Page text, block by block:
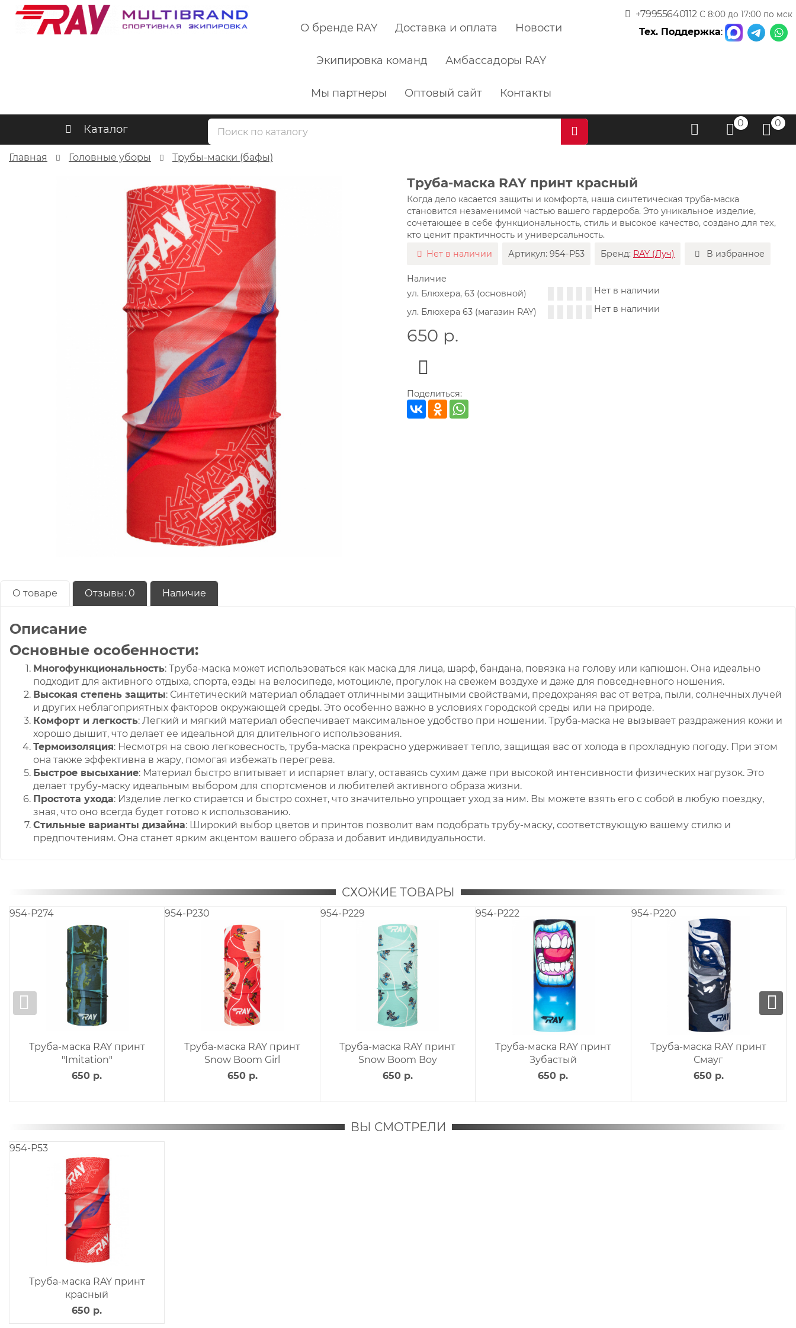
О бренде RAY Доставка и оплата Новости
Экипировка команд Амбассадоры RAY
Мы партнеры Оптовый сайт Контакты
+79955640112 С 8:00 до 17:00 по мск
Тех. Поддержка:
Каталог 0 0
Главная Головные уборы Трубы-маски (бафы)
Труба-маска RAY принт красный
Когда дело касается защиты и комфорта, наша синтетическая труба-маска
становится незаменимой частью вашего гардероба. Это уникальное изделие,
сочетающее в себе функциональность, стиль и высокое качество, создано для тех,
кто ценит практичность и универсальность.
Нет в наличии
Артикул:954-P53 Бренд: RAY (Луч) В избранное
Наличие
ул. Блюхера, 63 (основной)
Нет в наличии
ул. Блюхера 63 (магазин RAY)
Нет в наличии
650 р.
Поделиться:
О товаре Отзывы: 0 Наличие
Описание
Основные особенности:
Многофункциональность: Труба-маска может использоваться как маска для лица, шарф, бандана, повязка на голову или капюшон. Она идеально
подходит для активного отдыха, спорта, езды на велосипеде, мотоцикле, прогулок на свежем воздухе и даже для повседневного ношения.
Высокая степень защиты: Синтетический материал обладает отличными защитными свойствами, предохраняя вас от ветра, пыли, солнечных лучей
и других неблагоприятных факторов окружающей среды. Это особенно важно в условиях городской среды или на природе.
Комфорт и легкость: Легкий и мягкий материал обеспечивает максимальное удобство при ношении. Труба-маска не вызывает раздражения кожи и
хорошо дышит, что делает ее идеальной для длительного использования.
Термоизоляция: Несмотря на свою легковесность, труба-маска прекрасно удерживает тепло, защищая вас от холода в прохладную погоду. При этом
она также эффективна в жару, помогая избежать перегрева.
Быстрое высыхание: Материал быстро впитывает и испаряет влагу, оставаясь сухим даже при высокой интенсивности физических нагрузок. Это
делает трубу-маску идеальным выбором для спортсменов и любителей активного образа жизни.
Простота ухода: Изделие легко стирается и быстро сохнет, что значительно упрощает уход за ним. Вы можете взять его с собой в любую поездку,
зная, что оно всегда будет готово к использованию.
Стильные варианты дизайна: Широкий выбор цветов и принтов позволит вам подобрать трубу-маску, соответствующую вашему стилю и
предпочтениям. Она станет ярким акцентом вашего образа и добавит индивидуальности.
СХОЖИЕ ТОВАРЫ
954-P274
Труба-маска RAY принт
"Imitation"
650 р.
954-P230
Труба-маска RAY принт
Snow Boom Girl
650 р.
954-P229
Труба-маска RAY принт
Snow Boom Boy
650 р.
954-P222
Труба-маска RAY принт
Зубастый
650 р.
954-P220
Труба-маска RAY принт
Смауг
650 р.
ВЫ СМОТРЕЛИ
954-P53
Труба-маска RAY принт
красный
650 р.